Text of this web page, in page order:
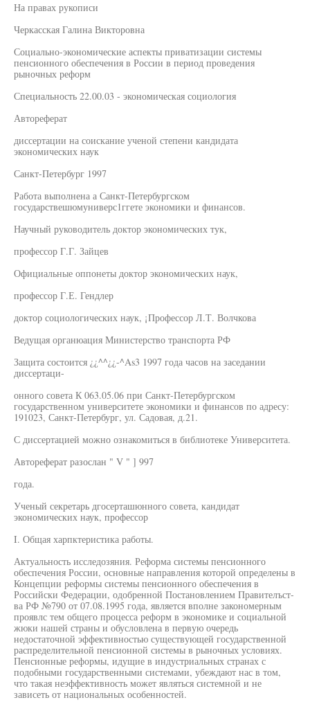
На правах рукописи
Черкасская Галина Викторовна
Социально-экономические аспекты приватизации системы
пенсионного обеспечения в России в период проведения
рыночных реформ
Специальность 22.00.03 - экономическая социология
Автореферат
диссертации на соискание ученой степени кандидата
экономических наук
Санкт-Петербург 1997
Работа выполнена а Санкт-Петербургском
государствешюмуниверс1ггете экономики и финансов.
Научный руководитель доктор экономических тук,
профессор Г.Г. Зайцев
Официальные оппонеты доктор экономических наук,
профессор Г.Е. Гендлер
доктор социологических наук, ¡Профессор Л.Т. Волчкова
Ведущая органюация Министерство транспорта РФ
Защита состоится ¿¿^^¿¿-^As3 1997 года часов на заседании
диссертаци-
онного совета К 063.05.06 при Санкт-Петербургском
государственном университете экономики и финансов по адресу:
191023, Санкт-Петербург, ул. Садовая, д.21.
С диссертацией можно ознакомиться в библиотеке Университета.
Автореферат разослан " V " ] 997
года.
Ученый секретарь дгосерташюнного совета, кандидат
экономических наук, профессор
I. Общая харпктеристика работы.
Актуальность исследозяния. Реформа системы пенсионного
обеспечения России, основные направления которой определены в
Концепции реформы системы пенсионного обеспечения в
Российски Федерации, одобренной Постановлением Правителъст-
ва РФ №790 от 07.08.1995 года, является вполне закономерным
проявлс тем общего процесса реформ в экономике и социальной
жюки нашей страны и обусловлена в первую очередь
недостаточной эффективностью существующей государственной
распределительной пенсионной системы в рыночных условиях.
Пенсионные реформы, идущие в индустриальных странах с
подобными государственными системами, убеждают нас в том,
что такая неэффективность может являться системной и не
зависеть от национальных особенностей.